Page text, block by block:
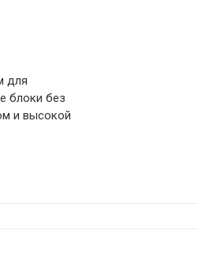
для
блоки без
и высокой